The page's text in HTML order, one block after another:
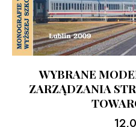
WYBRANE
ZARZĄDZANIA